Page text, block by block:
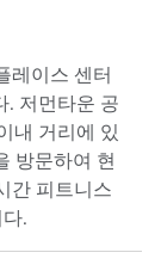
레이스 센터
. 저먼타운 공
내 거리에 있
방문하여 현
간 피트니스
.